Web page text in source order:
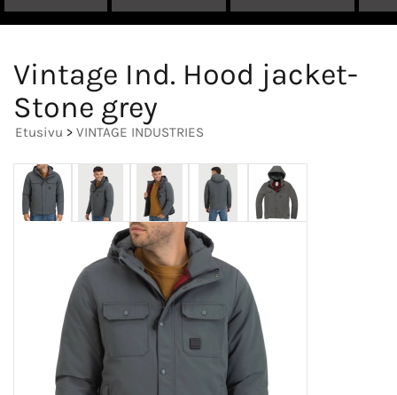
Vintage Ind. Hood jacket-
Stone grey
Etusivu > VINTAGE INDUSTRIES